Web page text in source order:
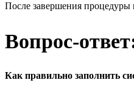
После завершения процедуры
Вопрос-
Как правильно заполнить